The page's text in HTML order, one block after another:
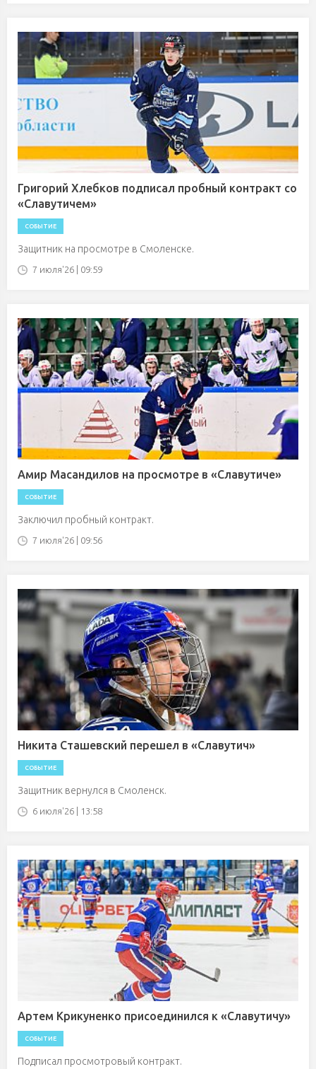
Григорий Хлебков подписал пробный контракт со
«Славутичем»
СОБЫТИЕ
Защитник на просмотре в Смоленске.
7 июля'26 | 09:59
Амир Масандилов на просмотре в «Славутиче»
СОБЫТИЕ
Заключил пробный контракт.
7 июля'26 | 09:56
Никита Сташевский перешел в «Славутич»
СОБЫТИЕ
Защитник вернулся в Смоленск.
6 июля'26 | 13:58
Артем Крикуненко присоединился к «Славутичу»
СОБЫТИЕ
Подписал просмотровый контракт.